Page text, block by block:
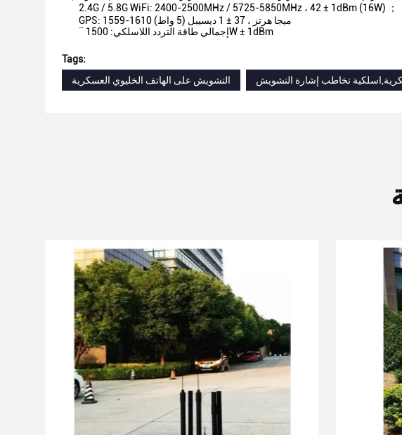
2.4G / 5.8G WiFi: 2400-2500MHz / 5725-5850MHz ، 42 ± 1dBm (16W) ；
GPS: 1559-1610 ميجا هرتز ، 37 ± 1 ديسيبل (5 واط)
¨ إجمالي طاقة التردد اللاسلكي: 1500W ± 1dBm
Tags:
التشويش على الهاتف الخليوي العسكرية
تخاطب إشارة التشويش